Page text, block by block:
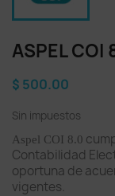
ASPEL COI
$ 500.00
Sin impuestos
Aspel COI 8.0
Contabilidad
oportuna de
vigentes.